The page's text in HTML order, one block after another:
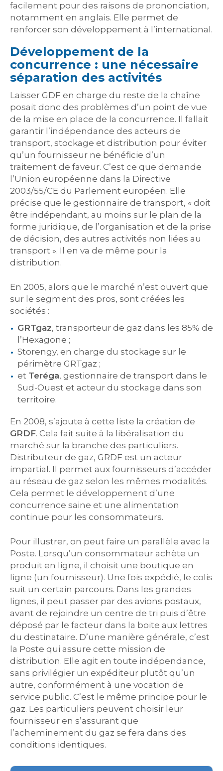
facilement pour des raisons de prononciation,
notamment en anglais. Elle permet de
renforcer son développement à l’international.
Développement de la
concurrence : une nécessaire
séparation des activités
Laisser GDF en charge du reste de la chaîne
posait donc des problèmes d’un point de vue
de la mise en place de la concurrence. Il fallait
garantir l’indépendance des acteurs de
transport, stockage et distribution pour éviter
qu’un fournisseur ne bénéficie d’un
traitement de faveur. C’est ce que demande
l’Union européenne dans la Directive
2003/55/CE du Parlement européen. Elle
précise que le gestionnaire de transport, « doit
être indépendant, au moins sur le plan de la
forme juridique, de l’organisation et de la prise
de décision, des autres activités non liées au
transport ». Il en va de même pour la
distribution.
En 2005, alors que le marché n’est ouvert que
sur le segment des pros, sont créées les
sociétés :
GRTgaz, transporteur de gaz dans les 85% de
l’Hexagone ;
Storengy, en charge du stockage sur le
périmètre GRTgaz ;
et Teréga, gestionnaire de transport dans le
Sud-Ouest et acteur du stockage dans son
territoire.
En 2008, s’ajoute à cette liste la création de
GRDF. Cela fait suite à la libéralisation du
marché sur la branche des particuliers.
Distributeur de gaz, GRDF est un acteur
impartial. Il permet aux fournisseurs d’accéder
au réseau de gaz selon les mêmes modalités.
Cela permet le développement d’une
concurrence saine et une alimentation
continue pour les consommateurs.
Pour illustrer, on peut faire un parallèle avec la
Poste. Lorsqu’un consommateur achète un
produit en ligne, il choisit une boutique en
ligne (un fournisseur). Une fois expédié, le colis
suit un certain parcours. Dans les grandes
lignes, il peut passer par des avions postaux,
avant de rejoindre un centre de tri puis d’être
déposé par le facteur dans la boite aux lettres
du destinataire. D’une manière générale, c’est
la Poste qui assure cette mission de
distribution. Elle agit en toute indépendance,
sans privilégier un expéditeur plutôt qu’un
autre, conformément à une vocation de
service public. C’est le même principe pour le
gaz. Les particuliers peuvent choisir leur
fournisseur en s’assurant que
l’acheminement du gaz se fera dans des
conditions identiques.